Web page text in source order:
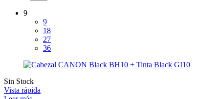
9
9
18
27
36
Sin Stock
Vista rápida